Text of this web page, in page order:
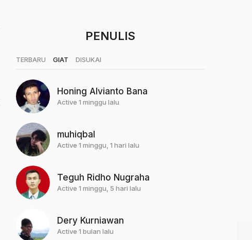
PENULIS
TERBARU GIAT DISUKAI
Honing Alvianto Bana
Active 1 minggu lalu
muhiqbal
Active 1 minggu, 1 hari lalu
Teguh Ridho Nugraha
Active 1 minggu, 5 hari lalu
Dery Kurniawan
Active 1 bulan lalu